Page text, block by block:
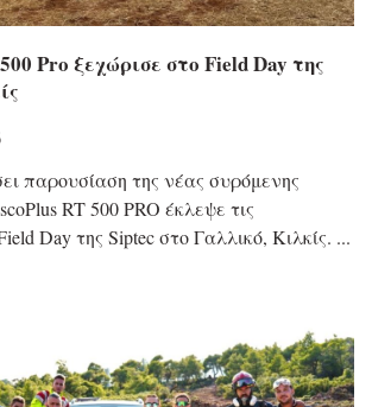
Pro ξεχώρισε στο Field Day της
παρουσίαση της νέας συρόμενης
RT 500 PRO έκλεψε τις
Day της Siptec στο Γαλλικό, Κιλκίς.